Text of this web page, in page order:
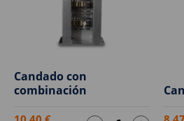
Candado con
combinación